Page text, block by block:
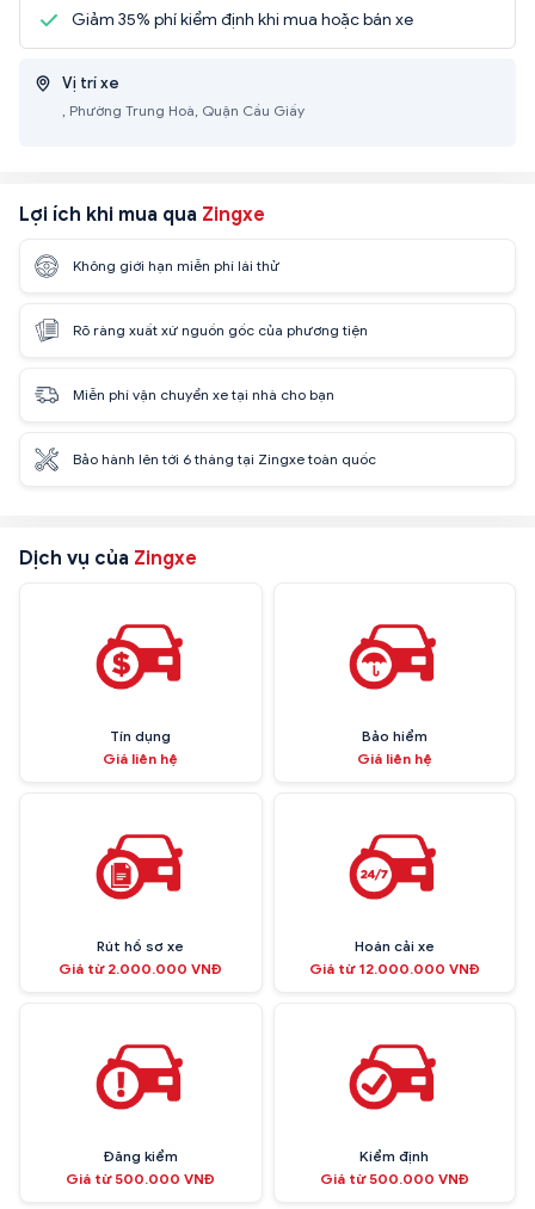
Giảm 35% phí kiểm định khi mua hoặc bán xe
Vị trí xe
, Phường Trung Hoà, Quận Cầu Giấy
Lợi ích khi mua qua Zingxe
Không giới hạn miễn phí lái thử
Rõ ràng xuất xứ nguồn gốc của phương tiện
Miễn phí vận chuyển xe tại nhà cho bạn
Bảo hành lên tới 6 tháng tại Zingxe toàn quốc
Dịch vụ của Zingxe
Tín dụng
Giá liên hệ
Bảo hiểm
Giá liên hệ
Rút hồ sơ xe
Giá từ 2.000.000 VNĐ
Hoán cải xe
Giá từ 12.000.000 VNĐ
Đăng kiểm
Giá từ 500.000 VNĐ
Kiểm định
Giá từ 500.000 VNĐ